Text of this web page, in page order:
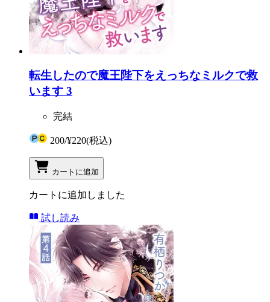
転生したので魔王陛下をえっちなミルクで救
います 3
完結
200/¥220(税込)
カートに追加
カートに追加しました
試し読み